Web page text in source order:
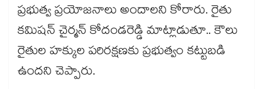
ప్రభుత్వ ప్రయోజనాలు అందాలని కోరారు. రైతు
కమిషన్ చైర్మన్ కోదండరెడ్డి మాట్లాడుతూ.. కౌలు
రైతుల హక్కుల పరిరక్షణకు ప్రభుత్వం కట్టుబడి
ఉందని చెప్పారు.